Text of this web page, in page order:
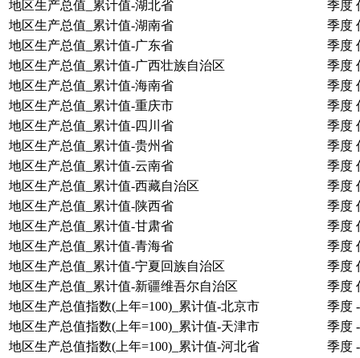
地区生产总值_累计值-湖北省
季度
地区生产总值_累计值-湖南省
季度
地区生产总值_累计值-广东省
季度
地区生产总值_累计值-广西壮族自治区
季度
地区生产总值_累计值-海南省
季度
地区生产总值_累计值-重庆市
季度
地区生产总值_累计值-四川省
季度
地区生产总值_累计值-贵州省
季度
地区生产总值_累计值-云南省
季度
地区生产总值_累计值-西藏自治区
季度
地区生产总值_累计值-陕西省
季度
地区生产总值_累计值-甘肃省
季度
地区生产总值_累计值-青海省
季度
地区生产总值_累计值-宁夏回族自治区
季度
地区生产总值_累计值-新疆维吾尔自治区
季度
地区生产总值指数(上年=100)_累计值-北京市
季度 -
地区生产总值指数(上年=100)_累计值-天津市
季度 -
地区生产总值指数(上年=100)_累计值-河北省
季度 -